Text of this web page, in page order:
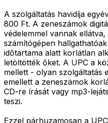
A szolgáltatás havidíja
800 Ft. A zeneszámok
védelemmel vannak
számítógépen
időtartama alatt korlátlan
letöltötték őket. A UPC a
mellett - olyan szolgáltatás
emellett a zeneszámok
CD-re írását vagy mp3-
teszi.
Ezzel párhuzamosan a